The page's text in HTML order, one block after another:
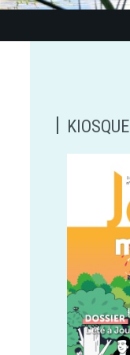
KIOSQUE